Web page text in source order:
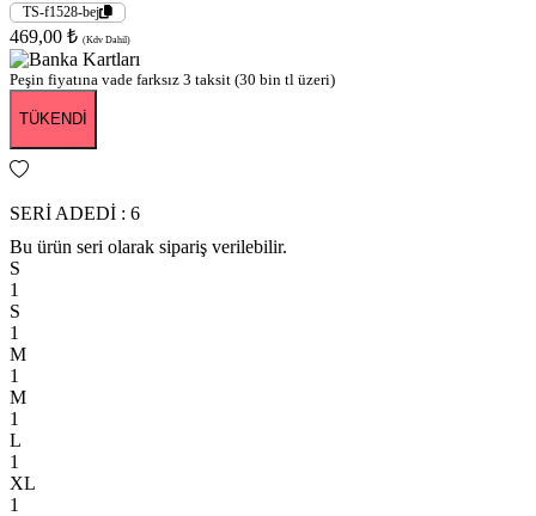
TS-f1528-bej
469,00 ₺ (Kdv Dahil)
Peşin fiyatına vade farksız 3 taksit (30 bin tl üzeri)
TÜKENDİ
SERİ ADEDİ : 6
Bu ürün seri olarak sipariş verilebilir.
S
1
S
1
M
1
M
1
L
1
XL
1